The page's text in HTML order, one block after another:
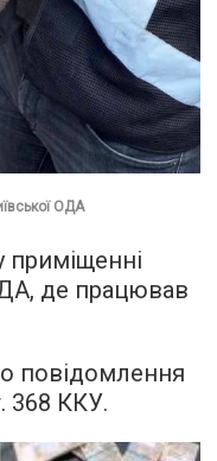
ОДА
приміщенні
де працював
повідомлення
368 ККУ.